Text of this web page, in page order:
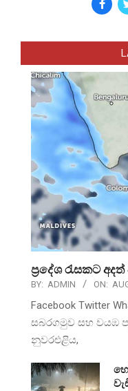
ප්‍රදේශ රැසකට අදත්
BY: ADMIN ON:
Facebook Twitter
සබරගමුව සහ වයඹ
නුවරඑළිය,